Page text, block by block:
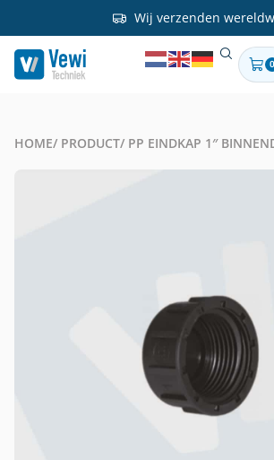
Wij verzenden
0
HOME/ PRODUCT/ PP EINDKAP 1″